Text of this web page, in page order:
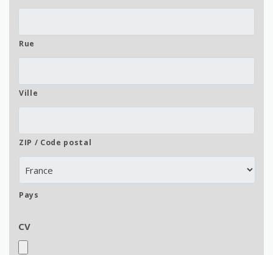
Rue
Ville
ZIP / Code postal
Pays
CV